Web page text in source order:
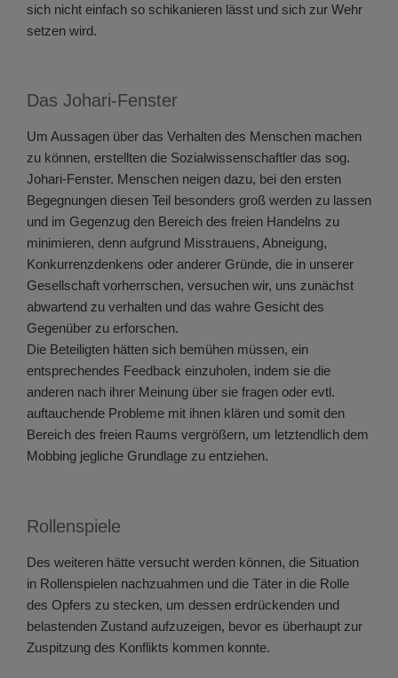
sich nicht einfach so schikanieren lässt und sich zur Wehr
setzen wird.
Das Johari-Fenster
Um Aussagen über das Verhalten des Menschen machen
zu können, erstellten die Sozialwissenschaftler das sog.
Johari-Fenster. Menschen neigen dazu, bei den ersten
Begegnungen diesen Teil besonders groß werden zu lassen
und im Gegenzug den Bereich des freien Handelns zu
minimieren, denn aufgrund Misstrauens, Abneigung,
Konkurrenzdenkens oder anderer Gründe, die in unserer
Gesellschaft vorherrschen, versuchen wir, uns zunächst
abwartend zu verhalten und das wahre Gesicht des
Gegenüber zu erforschen.
Die Beteiligten hätten sich bemühen müssen, ein
entsprechendes Feedback einzuholen, indem sie die
anderen nach ihrer Meinung über sie fragen oder evtl.
auftauchende Probleme mit ihnen klären und somit den
Bereich des freien Raums vergrößern, um letztendlich dem
Mobbing jegliche Grundlage zu entziehen.
Rollenspiele
Des weiteren hätte versucht werden können, die Situation
in Rollenspielen nachzuahmen und die Täter in die Rolle
des Opfers zu stecken, um dessen erdrückenden und
belastenden Zustand aufzuzeigen, bevor es überhaupt zur
Zuspitzung des Konflikts kommen konnte.